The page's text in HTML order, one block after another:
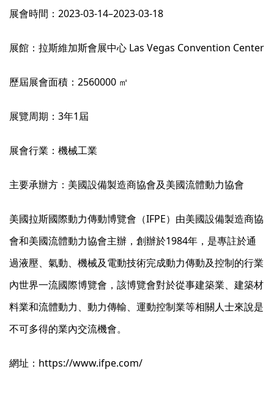
展會時間：2023-03-14–2023-03-18
展館：拉斯維加斯會展中心 Las Vegas Convention Center
歷屆展會面積：2560000 ㎡
展覽周期：3年1屆
展會行業：機械工業
主要承辦方：美國設備製造商協會及美國流體動力協會
美國拉斯國際動力傳動博覽會（IFPE）由美國設備製造商協
會和美國流體動力協會主辦，創辦於1984年，是專註於通
過液壓、氣動、機械及電動技術完成動力傳動及控制的行業
內世界一流國際博覽會，該博覽會對於從事建築業、建築材
料業和流體動力、動力傳輸、運動控制業等相關人士來說是
不可多得的業內交流機會。
網址： https://www.ifpe.com/